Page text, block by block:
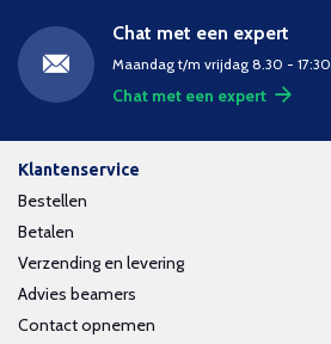
Chat met een expert
Maandag t/m vrijdag 8.30 - 17:30
Chat met een expert
Klantenservice
Bestellen
Betalen
Verzending en levering
Advies beamers
Contact opnemen